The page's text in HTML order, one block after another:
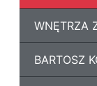
WNĘTRZA
BARTOSZ